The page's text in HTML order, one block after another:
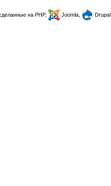
сделанные на PHP, Joomla, Drupal,